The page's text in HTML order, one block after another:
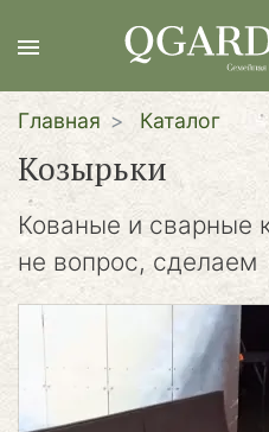
Главная Каталог
Козырьки
Кованые и сварные
не вопрос, сделаем